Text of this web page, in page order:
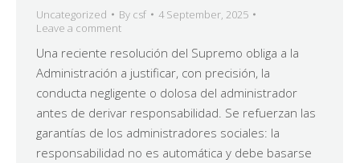
Uncategorized By csf
4 September, 2025
Leave a comment
Una reciente resolución del Supremo obliga a la
Administración a justificar, con precisión, la
conducta negligente o dolosa del administrador
antes de derivar responsabilidad. Se refuerzan las
garantías de los administradores sociales: la
responsabilidad no es automática y debe basarse